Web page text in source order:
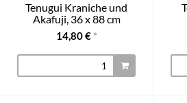
Tenugui Kraniche und
Akafuji, 36 x 88 cm
14,80 € *